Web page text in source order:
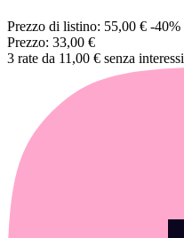
Prezzo di listino: 55,00 € -40%
Prezzo: 33,00 €
3 rate da 11,00 € senza interessi